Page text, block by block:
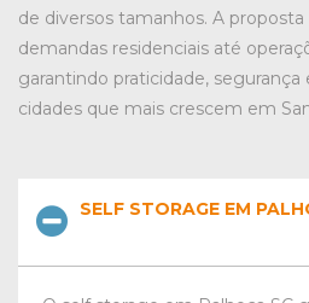
de diversos tamanhos. A
demandas residenciais até
garantindo praticidade,
cidades que mais crescem em
SELF STORAGE EM